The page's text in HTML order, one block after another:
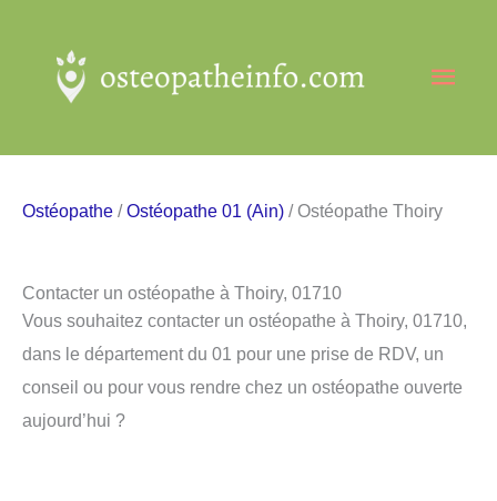
contenu
Ostéopathe /Ostéopathe 01 (Ain) / Ostéopathe Thoiry
Contacter un ostéopathe à Thoiry, 01710
Vous souhaitez contacter un ostéopathe à Thoiry, 01710,
dans le département du 01 pour une prise de RDV, un
conseil ou pour vous rendre chez un ostéopathe ouverte
aujourd’hui ?